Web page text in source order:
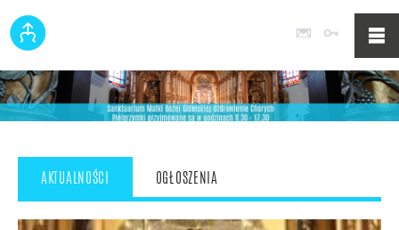
Poczta
AKTUALNOŚCI OGŁOSZENIA